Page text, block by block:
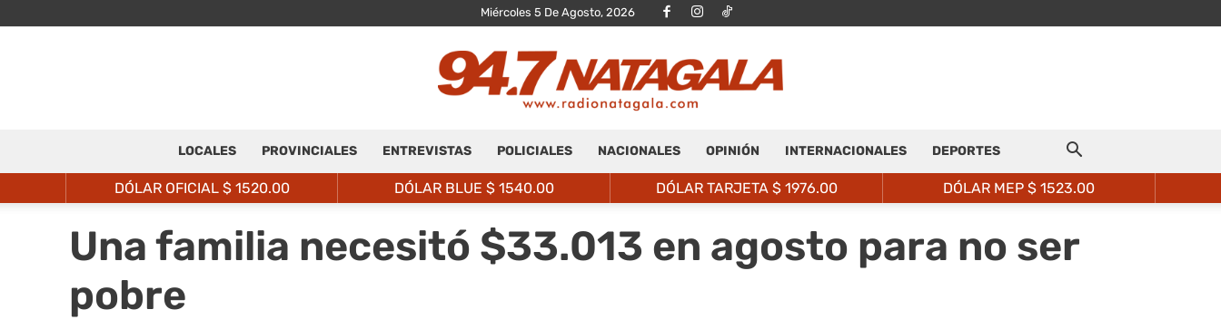
Miércoles 5 De Agosto, 2026
LOCALES PROVINCIALES ENTREVISTAS POLICIALES NACIONALES OPINIÓN INTERNACIONALES DEPORTES
DÓLAR OFICIAL $ 1520.00 DÓLAR BLUE $ 1540.00 DÓLAR TARJETA $ 1976.00 DÓLAR MEP $ 1523.00
Una familia necesitó $33.013 en agosto para no ser
pobre